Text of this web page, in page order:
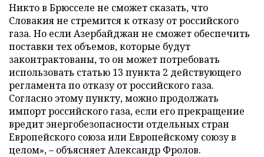
Никто в Брюсселе не сможет сказать, что
Словакия не стремится к отказу от российского
газа. Но если Азербайджан не сможет обеспечить
поставки тех объемов, которые будут
законтрактованы, то он может потребовать
использовать статью 13 пункта 2 действующего
регламента по отказу от российского газа.
Согласно этому пункту, можно продолжать
импорт российского газа, если его прекращение
вредит энергобезопасности отдельных стран
Европейского союза или Европейскому союзу в
целом», – объясняет Александр Фролов.